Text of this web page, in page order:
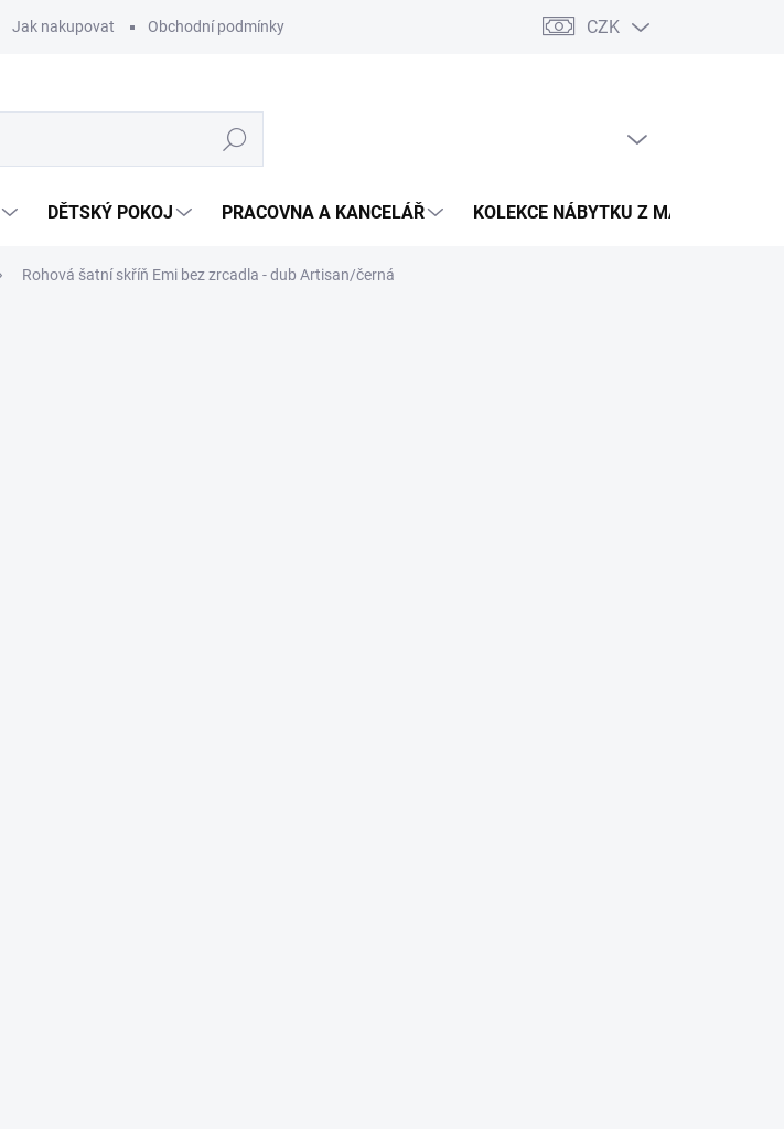
Jak nakupovat Obchodní podmínky Podmínky ochrany osobních údajů Pojištění zásilky
CZK
Hledat
DĚTSKÝ POKOJ PRACOVNA A KANCELÁŘ KOLEKCE NÁBYTKU Z MASIVU
Rohová šatní skříň Emi bez zrcadla - dub Artisan/černá